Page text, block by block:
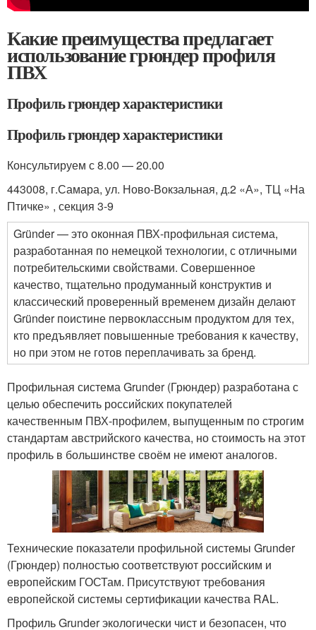
Какие преимущества предлагает
использование грюндер профиля
ПВХ
Профиль грюндер характеристики
Профиль грюндер характеристики
Консультируем с 8.00 — 20.00
443008, г.Самара, ул. Ново-Вокзальная, д.2 «А», ТЦ «На
Птичке» , секция 3-9
Gründer — это оконная ПВХ-профильная система,
разработанная по немецкой технологии, с отличными
потребительскими свойствами. Совершенное
качество, тщательно продуманный конструктив и
классический проверенный временем дизайн делают
Gründer поистине первоклассным продуктом для тех,
кто предъявляет повышенные требования к качеству,
но при этом не готов переплачивать за бренд.
Профильная система Grunder (Грюндер) разработана с
целью обеспечить российских покупателей
качественным ПВХ-профилем, выпущенным по строгим
стандартам австрийского качества, но стоимость на этот
профиль в большинстве своём не имеют аналогов.
Технические показатели профильной системы Grunder
(Грюндер) полностью соответствуют российским и
европейским ГОСТам. Присутствуют требования
европейской системы сертификации качества RAL.
Профиль Grunder экологически чист и безопасен, что